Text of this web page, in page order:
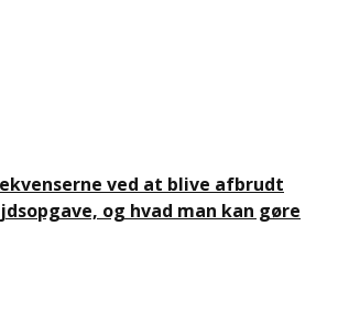
ved at blive afbrudt
og hvad man kan gøre